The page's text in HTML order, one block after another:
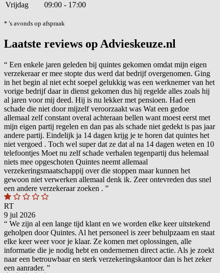
Vrijdag
09:00 - 17:00
* 's avonds op afspraak
Laatste reviews op Advieskeuze.nl
“ Een enkele jaren geleden bij quintes gekomen omdat mijn eigen
verzekeraar er mee stopte dus werd dat bedrijf overgenomen. Ging
in het begin al niet echt soepel gelukkig was een werknemer van het
vorige bedrijf daar in dienst gekomen dus hij regelde alles zoals hij
al jaren voor mij deed. Hij is nu lekker met pensioen. Had een
schade die niet door mijzelf veroorzaakt was Wat een gedoe
allemaal zelf constant overal achteraan bellen want moest eerst met
mijn eigen partij regelen en dan pas als schade niet gedekt is pas jaar
andere partij. Eindelijk ja 14 dagen krijg je te horen dat quintes het
niet vergoed . Toch wel super dat ze dat al na 14 dagen weten en 10
telefoontjes Moet nu zelf schade verhalen tegenpartij dus helemaal
niets mee opgeschoten Quintes neemt allemaal
verzekeringsmaatschappij over die stoppen maar kunnen het
gewoon niet verwerken allemaal denk ik. Zeer ontevreden dus snel
een andere verzekeraar zoeken . ”
RT
9 jul 2026
“ We zijn al een lange tijd klant en we worden elke keer uitstekend
geholpen door Quintes. Al het personeel is zeer behulpzaam en staat
elke keer weer voor je klaar. Ze komen met oplossingen, alle
informatie die je nodig hebt en ondernemen direct actie. Als je zoekt
naar een betrouwbaar en sterk verzekeringskantoor dan is het zeker
een aanrader. ”